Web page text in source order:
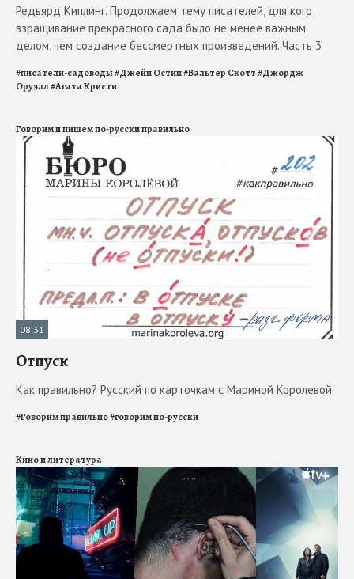
Редьярд Киплинг. Продолжаем тему писателей, для кого
взращивание прекрасного сада было не менее важным
делом, чем создание бессмертных произведений. Часть 3
#писатели-садоводы#Джейн Остин#Вальтер Скотт#Джордж
Оруэлл#Агата Кристи
Говорим и пишем по-русски правильно
08:31
Отпуск
Как правильно? Русский по карточкам с Мариной Королевой
#Говорим правильно#говорим по-русски
Кино и литература